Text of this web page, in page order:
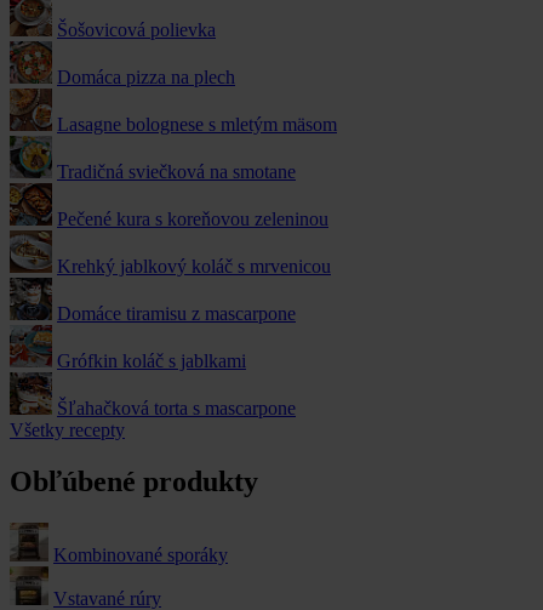
Šošovicová polievka
Domáca pizza na plech
Lasagne bolognese s mletým mäsom
Tradičná sviečková na smotane
Pečené kura s koreňovou zeleninou
Krehký jablkový koláč s mrvenicou
Domáce tiramisu z mascarpone
Grófkin koláč s jablkami
Šľahačková torta s mascarpone
Všetky recepty
Obľúbené produkty
Kombinované sporáky
Vstavané rúry